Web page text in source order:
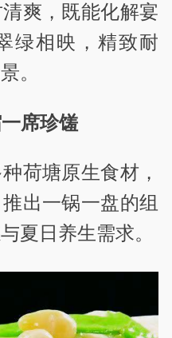
爽，既能化解宴
绿相映，精致耐
。
席珍馐
荷塘原生食材，
出一锅一盘的组
夏日养生需求。